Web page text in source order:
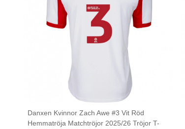
Danxen Kvinnor Zach Awe #3 Vit Röd
Hemmatröja Matchtröjor 2025/26 Tröjor T-